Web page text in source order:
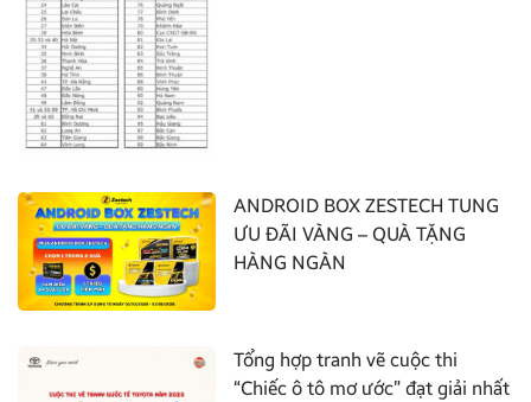
ANDROID BOX ZESTECH TUNG
ƯU ĐÃI VÀNG – QUÀ TẶNG
HÀNG NGÀN
Tổng hợp tranh vẽ cuộc thi
“Chiếc ô tô mơ ước” đạt giải nhất